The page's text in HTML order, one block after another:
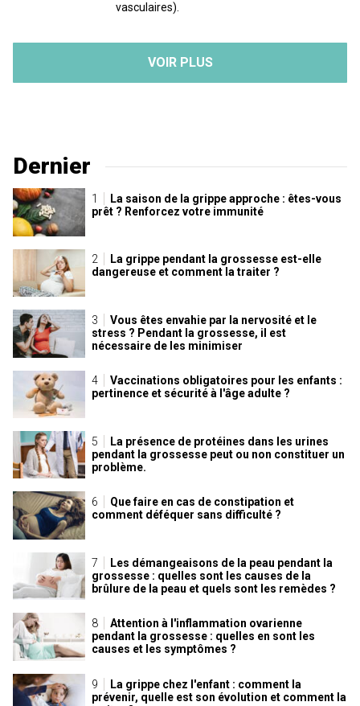
vasculaires).
VOIR PLUS
Dernier
La saison de la grippe approche : êtes-vous
prêt ? Renforcez votre immunité
La grippe pendant la grossesse est-elle
dangereuse et comment la traiter ?
Vous êtes envahie par la nervosité et le
stress ? Pendant la grossesse, il est
nécessaire de les minimiser
Vaccinations obligatoires pour les enfants :
pertinence et sécurité à l'âge adulte ?
La présence de protéines dans les urines
pendant la grossesse peut ou non constituer un
problème.
Que faire en cas de constipation et
comment déféquer sans difficulté ?
Les démangeaisons de la peau pendant la
grossesse : quelles sont les causes de la
brûlure de la peau et quels sont les remèdes ?
Attention à l'inflammation ovarienne
pendant la grossesse : quelles en sont les
causes et les symptômes ?
La grippe chez l'enfant : comment la
prévenir, quelle est son évolution et comment la